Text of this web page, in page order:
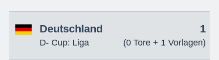
Deutschland
D- Cup: Liga
1
(0 Tore + 1 Vorlagen)